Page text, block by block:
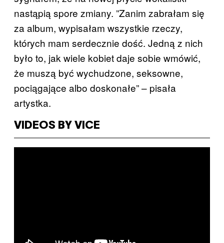
nastąpią spore zmiany. ​”Zanim zabrałam się
za album, wypisałam wszystkie rzeczy,
których mam serdecznie dość. Jedną z nich
było to, jak wiele kobiet daje sobie wmówić,
że muszą być wychudzone, seksowne,
pociągające albo doskonałe” – pisała
artystka.
VIDEOS BY VICE